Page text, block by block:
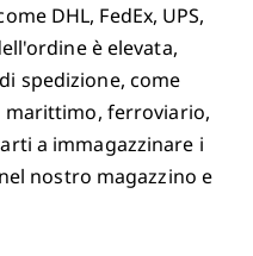
DHL, FedEx, UPS,
è elevata,
spedizione, come
marittimo, ferroviario,
a immagazzinare i
nostro magazzino e